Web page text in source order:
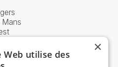
×
Web utilise des